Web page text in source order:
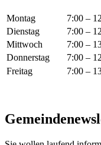
Montag 7:00 –
Dienstag
7:00 –
Mittwoch
7:00 –
Donnerstag
7:00 –
Freitag
7:00 –